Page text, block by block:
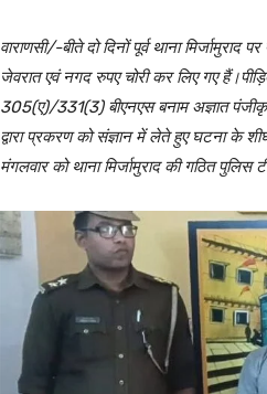
वाराणसी/-बीते दो दिनों पूर्व थाना मिर्जामुराद
जेवरात एवं नगद रुपए चोरी कर लिए गए
305(ए)/331(3) बीएनएस बनाम अज्ञात
द्वारा प्रकरण को संज्ञान में लेते हुए घटना के
मंगलवार को थाना मिर्जामुराद की गठित